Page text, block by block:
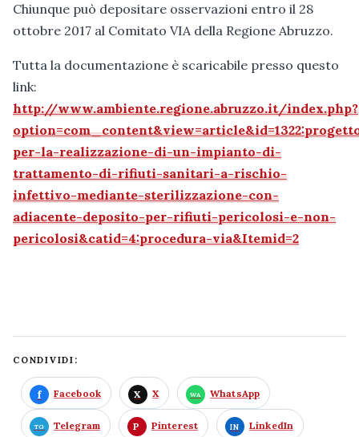
Chiunque può depositare osservazioni entro il 28
ottobre 2017 al Comitato VIA della Regione Abruzzo.
Tutta la documentazione è scaricabile presso questo
link:
http://www.ambiente.regione.abruzzo.it/index.php?
per-la-realizzazione-di-un-impianto-di-
trattamento-di-rifiuti-sanitari-a-rischio-
infettivo-mediante-sterilizzazione-con-
adiacente-deposito-per-rifiuti-pericolosi-e-non-
pericolosi&catid=4:procedura-via&Itemid=2
CONDIVIDI:
Facebook X WhatsApp
Telegram Pinterest LinkedIn